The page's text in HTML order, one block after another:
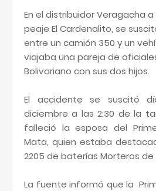
En el distribuidor Veragacha
peaje El Cardenalito, se
entre un camión 350 y un
viajaba una pareja de
Bolivariano con sus dos hijos.
El accidente se suscitó
diciembre a las 2:30 de la
falleció la esposa del
Mata, quien estaba
2205 de baterías Morteros de
La fuente informó que la